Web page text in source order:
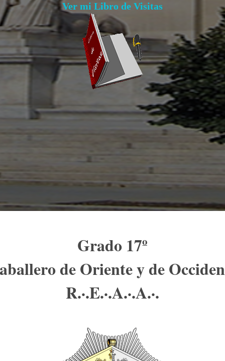
Ver mi Libro de Visitas
Grado 17º
de Oriente y de
R.·.E.·.A.·.A.·.